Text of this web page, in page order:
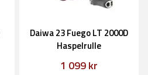
Daiwa 23 Fuego LT 2000D
Haspelrulle
1 099 kr